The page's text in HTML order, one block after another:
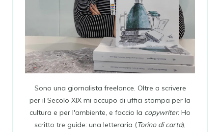
Sono una giornalista freelance. Oltre a scrivere
per il Secolo XIX mi occupo di uffici stampa per la
cultura e per l'ambiente, e faccio la copywriter. Ho
scritto tre guide: una letteraria (Torino di carta),